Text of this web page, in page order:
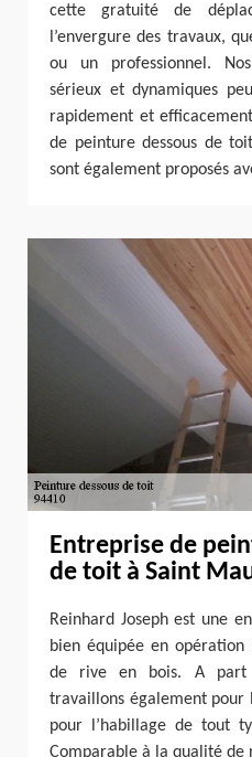
cette gratuité de
l’envergure des travaux,
ou un professionnel.
sérieux et dynamiques
rapidement et
de peinture dessous de
sont également proposés
Entreprise de
de toit à Saint
Reinhard Joseph est une
bien équipée en
de rive en bois. A part
travaillons également pour
pour l’habillage de tout
Comparable à la qualité de